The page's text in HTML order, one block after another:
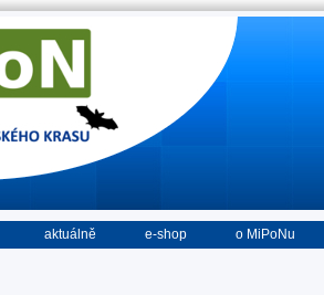
aktuálně e-shop o MiPoNu